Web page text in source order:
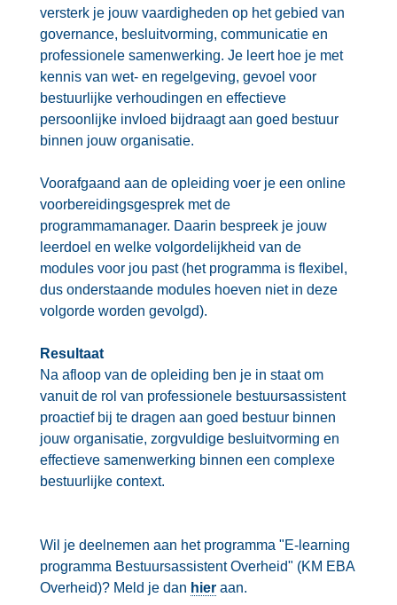
versterk je jouw vaardigheden op het gebied van
governance, besluitvorming, communicatie en
professionele samenwerking. Je leert hoe je met
kennis van wet- en regelgeving, gevoel voor
bestuurlijke verhoudingen en effectieve
persoonlijke invloed bijdraagt aan goed bestuur
binnen jouw organisatie.
Voorafgaand aan de opleiding voer je een online
voorbereidingsgesprek met de
programmamanager. Daarin bespreek je jouw
leerdoel en welke volgordelijkheid van de
modules voor jou past (het programma is flexibel,
dus onderstaande modules hoeven niet in deze
volgorde worden gevolgd).
Resultaat
Na afloop van de opleiding ben je in staat om
vanuit de rol van professionele bestuursassistent
proactief bij te dragen aan goed bestuur binnen
jouw organisatie, zorgvuldige besluitvorming en
effectieve samenwerking binnen een complexe
bestuurlijke context.
Wil je deelnemen aan het programma "E-learning
programma Bestuursassistent Overheid" (KM EBA
Overheid)? Meld je dan hier aan.